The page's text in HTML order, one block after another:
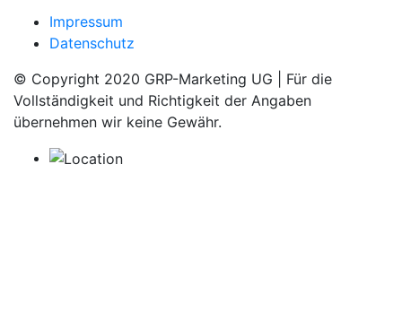
Impressum
Datenschutz
© Copyright 2020 GRP-Marketing UG | Für die
Vollständigkeit und Richtigkeit der Angaben
übernehmen wir keine Gewähr.